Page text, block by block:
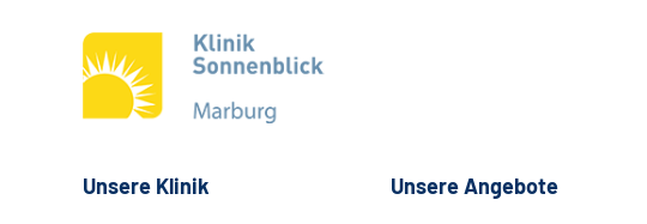
Unsere Klinik Unsere Angebote